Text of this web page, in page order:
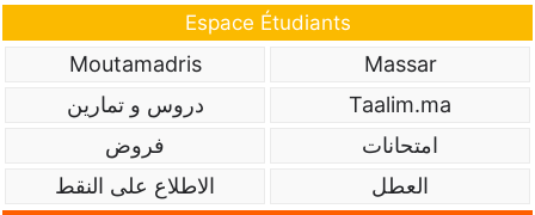
Espace Étudiants
Massar
Moutamadris
Taalim.ma
دروس و تمارين
امتحانات
فروض
العطل
الاطلاع على النقط